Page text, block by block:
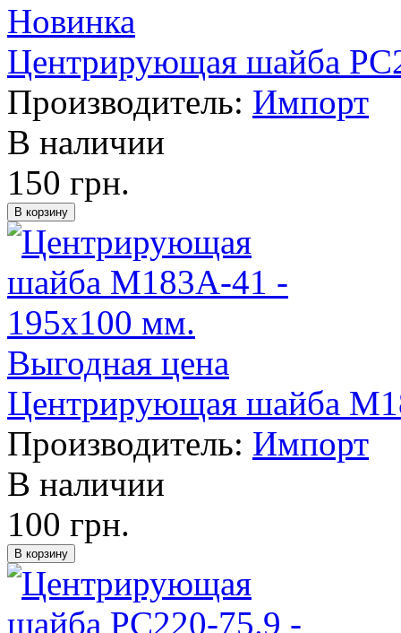
Новинка
Центрирующая шайба
Производитель: Импорт
В наличии
150 грн.
Выгодная цена
Центрирующая шайба
Производитель: Импорт
В наличии
100 грн.